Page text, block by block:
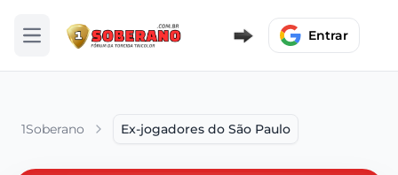
Abrir menu Entrar
1Soberano Ex-jogadores do São Paulo